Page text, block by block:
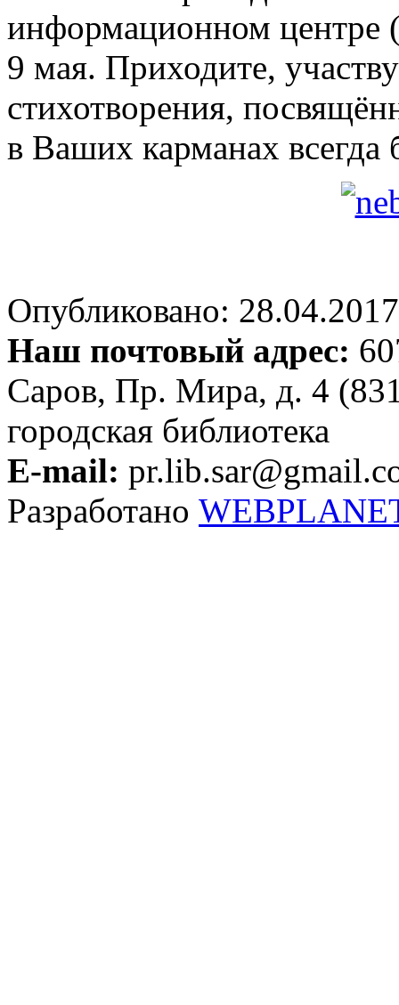
информационном центре
9 мая. Приходите,
стихотворения,
в Ваших карманах всегда
Опубликовано:
Наш почтовый адрес:
Саров, Пр. Мира, д. 4
городская библиотека
E-mail:
Разработано